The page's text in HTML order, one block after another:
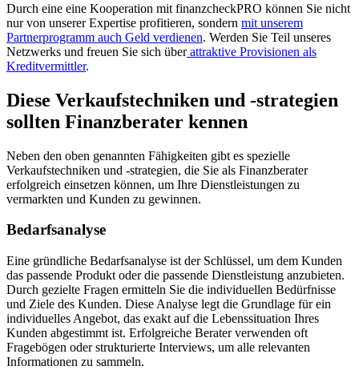
Durch eine eine Kooperation mit finanzcheckPRO können Sie nicht
nur von unserer Expertise profitieren, sondern mit unserem
Partnerprogramm auch Geld verdienen. Werden Sie Teil unseres
Netzwerks und freuen Sie sich überattraktive Provisionen als
Kreditvermittler.
Diese Verkaufstechniken und -strategien
sollten Finanzberater kennen
Neben den oben genannten Fähigkeiten gibt es spezielle
Verkaufstechniken und -strategien, die Sie als Finanzberater
erfolgreich einsetzen können, um Ihre Dienstleistungen zu
vermarkten und Kunden zu gewinnen.
Bedarfsanalyse
Eine gründliche Bedarfsanalyse ist der Schlüssel, um dem Kunden
das passende Produkt oder die passende Dienstleistung anzubieten.
Durch gezielte Fragen ermitteln Sie die individuellen Bedürfnisse
und Ziele des Kunden. Diese Analyse legt die Grundlage für ein
individuelles Angebot, das exakt auf die Lebenssituation Ihres
Kunden abgestimmt ist. Erfolgreiche Berater verwenden oft
Fragebögen oder strukturierte Interviews, um alle relevanten
Informationen zu sammeln.